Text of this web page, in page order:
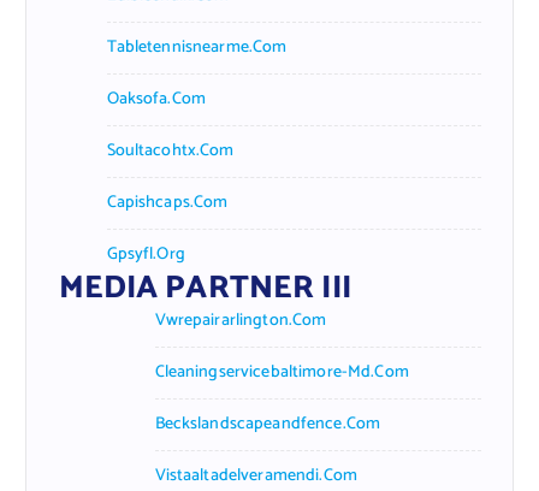
Tabletennisnearme.com
Oaksofa.com
Soultacohtx.com
Capishcaps.com
Gpsyfl.org
MEDIA PARTNER III
Vwrepairarlington.com
Cleaningservicebaltimore-Md.com
Beckslandscapeandfence.com
Vistaaltadelveramendi.com